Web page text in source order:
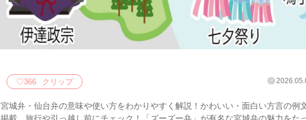
♡366 クリップ
宮城弁・仙台弁の意味や使い方をわかりやすく解説！かわいい・面白い方言の例